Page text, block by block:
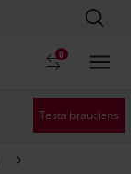
0
Testa brauciens